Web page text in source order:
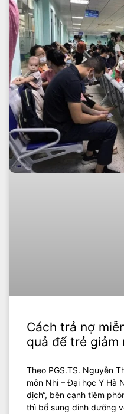
Cách trả nợ
quả để trẻ giảm
Theo PGS.TS. Nguyễn
môn Nhi – Đại học Y Hà
dịch“, bên cạnh tiêm
thì bổ sung dinh dưỡng